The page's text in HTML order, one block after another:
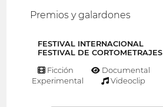
Premios y galardones
FESTIVAL INTERNACIONAL
FESTIVAL DE CORTOMETRAJES
Ficción
Documental
Experimental
Videoclip